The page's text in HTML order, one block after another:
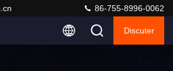
86-755-8996-0062
Discuter